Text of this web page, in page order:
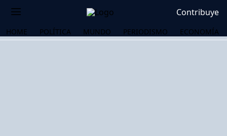
Contribuye
HOME POLÍTICA MUNDO PERIODISMO ECONOMÍA